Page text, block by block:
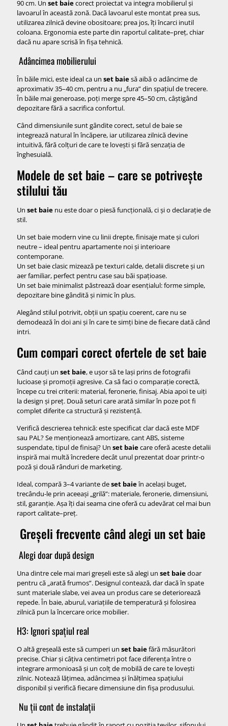
90 cm. Un set baiecorect proiectat va integra mobilierul și
lavoarul în această zonă. Dacă lavoarul este montat prea sus,
utilizarea zilnică devine obositoare; prea jos, îți încarci inutil
coloana. Ergonomia este parte din raportul calitate–preț, chiar
dacă nu apare scrisă în fișa tehnică.
Adâncimea mobilierului
În băile mici, este ideal ca un set baiesă aibă o adâncime de
aproximativ 35–40 cm, pentru a nu „fura” din spațiul de trecere.
În băile mai generoase, poți merge spre 45–50 cm, câștigând
depozitare fără a sacrifica confortul.
Când dimensiunile sunt gândite corect, setul de baie se
integrează natural în încăpere, iar utilizarea zilnică devine
intuitivă, fără colțuri de care te lovești și fără senzația de
înghesuială.
Modele de set baie – care se potrivește
stilului tău
Un set baie nu este doar o piesă funcțională, ci și o declarație de
stil.
Un set baie modern vine cu linii drepte, finisaje mate și culori
neutre – ideal pentru apartamente noi și interioare
contemporane.
Un set baie clasic mizează pe texturi calde, detalii discrete și un
aer familiar, perfect pentru case sau băi spațioase.
Un set baie minimalist păstrează doar esențialul: forme simple,
depozitare bine gândită și nimic în plus.
Alegând stilul potrivit, obții un spațiu coerent, care nu se
demodează în doi ani și în care te simți bine de fiecare dată când
intri.
Cum compari corect ofertele de set baie
Când cauți un set baie, e ușor să te lași prins de fotografii
lucioase și promoții agresive. Ca să faci o comparație corectă,
începe cu trei criterii: material, feronerie, finisaj. Abia apoi te uiți
la design și preț. Două seturi care arată similar în poze pot fi
complet diferite ca structură și rezistență.
Verifică descrierea tehnică: este specificat clar dacă este MDF
sau PAL? Se menționează amortizare, cant ABS, sisteme
suspendate, tipul de finisaj? Un set baiecare oferă aceste detalii
inspiră mai multă încredere decât unul prezentat doar printr-o
poză și două rânduri de marketing.
Ideal, compară 3–4 variante deset baieîn același buget,
trecându-le prin aceeași „grilă”: materiale, feronerie, dimensiuni,
stil, garanție. Așa îți dai seama cine oferă cu adevărat cel mai bun
raport calitate–preț.
Greșeli frecvente când alegi un set baie
Alegi doar după design
Una dintre cele mai mari greșeli este să alegi un set baiedoar
pentru că „arată frumos”. Designul contează, dar dacă în spate
sunt materiale slabe, vei avea un produs care se deteriorează
repede. În baie, aburul, variațiile de temperatură și folosirea
zilnică pun la încercare orice mobilier.
H3: Ignori spațiul real
O altă greșeală este să cumperi un set baiefără măsurători
precise. Chiar și câțiva centimetri pot face diferența între o
integrare armonioasă și un colț de mobilă de care te lovești
zilnic. Notează lățimea, adâncimea și înălțimea spațiului
disponibil și verifică fiecare dimensiune din fișa produsului.
Nu ții cont de instalații